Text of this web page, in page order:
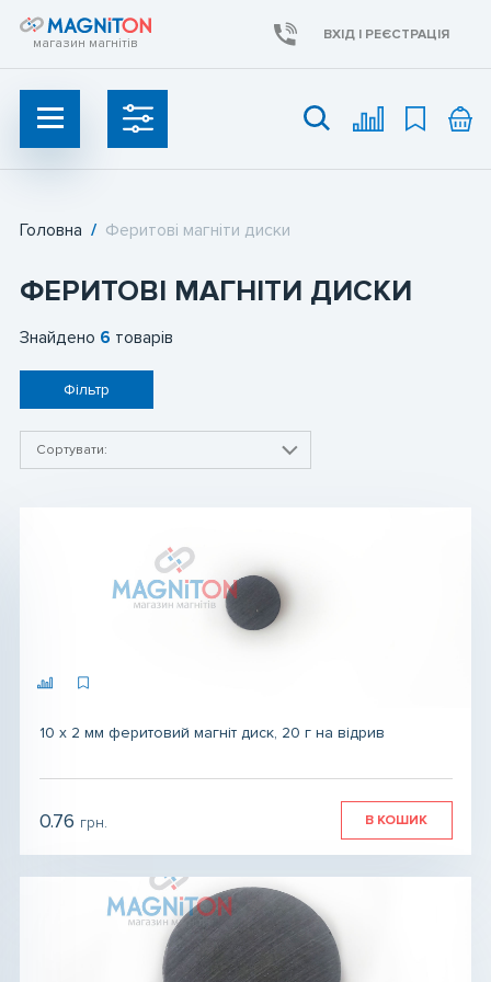
магазин магнітів
ВХІД І РЕЄСТРАЦІЯ
Неодимові магніти
Ферритові магніти
Пошукові магніти
Магніт для біжутерії
Магніти для зварювання
Магнітний вініл
Магніт сегмент, магніт сектор
Головна / Феритові магніти диски
ФЕРИТОВІ МАГНІТИ ДИСКИ
Знайдено 6 товарів
Фільтр
10 х 2 мм феритовий магніт диск, 20 г на відрив
грн.
0.76 грн. В КОШИК